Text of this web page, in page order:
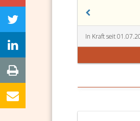
In Kraft seit